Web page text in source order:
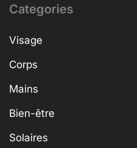
Categories
Visage
Corps
Mains
Bien-être
Solaires